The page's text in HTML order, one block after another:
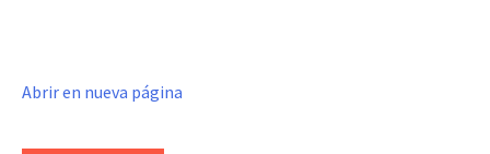
Abrir en nueva página